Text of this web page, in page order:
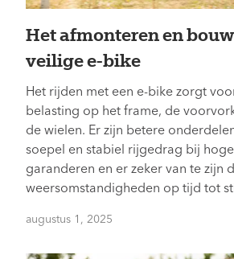
Het afmonteren en
veilige e-bike
Het rijden met een e-bike zorgt
belasting op het frame, de
de wielen. Er zijn betere
soepel en stabiel rijgedrag bij
garanderen en er zeker van te zijn
weersomstandigheden op tijd tot
augustus 1, 2025